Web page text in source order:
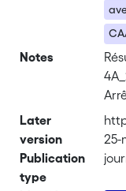
Notes
Later
version
25-
Publication
type